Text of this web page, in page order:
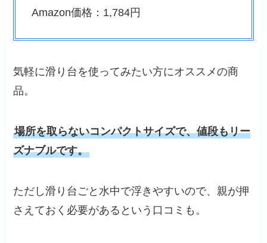
Amazon価格：1,784円
気軽に滑り台を使ってみたい方にオススメの商
品。
場所を取らないコンパクトサイズで、値段もリー
ズナブルです。
ただし滑り台ごと水中で浮きやすいので、親が押
さえておく必要があるという口コミも。